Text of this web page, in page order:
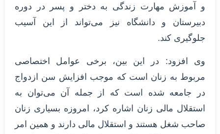
و آموزش مهارت زندگی به دختر و پسر در دوره
دبیرستان و دانشگاه نیز می‌تواند از این آسیب
جلوگیری کند.
وی افزود: در این بین، برخی عوامل اختصاصی
مربوط به زنان است که موجب افزایش سن ازدواج
در جامعه شده است که از جمله آن می‌توان به
استقلال مالی زنان اشاره کرد، امروزه بسیاری زنان
صاحب شغل هستند و استقلال مالی دارند و همین امر